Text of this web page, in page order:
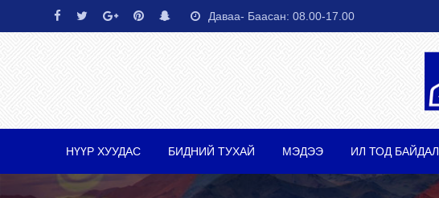
to
Даваа- Баасан: 08.00-17.00
НҮҮР ХУУДАС БИДНИЙ ТУХАЙ МЭДЭЭ ИЛ ТОД БАЙДАЛ